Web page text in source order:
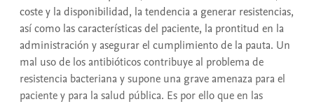
coste y la disponibilidad, la tendencia a generar resistencias,
así como las características del paciente, la prontitud en la
administración y asegurar el cumplimiento de la pauta. Un
mal uso de los antibióticos contribuye al problema de
resistencia bacteriana y supone una grave amenaza para el
paciente y para la salud pública. Es por ello que en las